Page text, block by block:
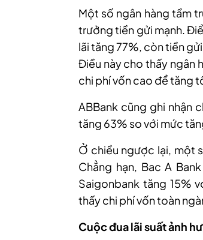
Một số ngân hàng tầm
trưởng tiền gửi mạnh.
lãi tăng 77%, còn tiền
Điều này cho thấy ngân
chi phí vốn cao để tăng
ABBank cũng ghi nhận
tăng 63% so với mức
Ở chiều ngược lại, một
Chẳng hạn, Bac A
Saigonbank tăng 15%
thấy chi phí vốn toàn
Cuộc đua lãi suất ảnh